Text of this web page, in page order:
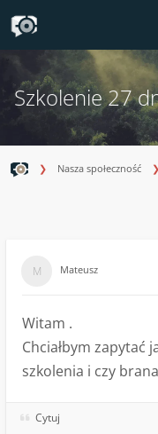
Szkolenie 27
Nasza społeczność
Mateusz
Witam .
Chciałbym zapytać
szkolenia i czy
Cytuj